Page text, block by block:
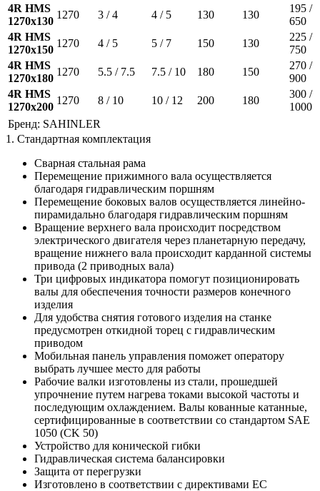
4R HMS
1270x130
1270 3 / 4 4 / 5 130 130
195 /
650
4R HMS
1270x150
1270 4 / 5 5 / 7 150 130
225 /
750
4R HMS
1270x180
1270 5.5 / 7.5 7.5 / 10 180 150
270 /
900
4R HMS
1270x200
1270 8 / 10 10 / 12 200 180
300 /
1000
Бренд: SAHINLER
1. Стандартная комплектация
Сварная стальная рама
Перемещение прижимного вала осуществляется
благодаря гидравлическим поршням
Перемещение боковых валов осуществляется линейно-
пирамидально благодаря гидравлическим поршням
Вращение верхнего вала происходит посредством
электрического двигателя через планетарную передачу,
вращение нижнего вала происходит карданной системы
привода (2 приводных вала)
Три цифровых индикатора помогут позиционировать
валы для обеспечения точности размеров конечного
изделия
Для удобства снятия готового изделия на станке
предусмотрен откидной торец с гидравлическим
приводом
Мобильная панель управления поможет оператору
выбрать лучшее место для работы
Рабочие валки изготовлены из стали, прошедшей
упрочнение путем нагрева токами высокой частоты и
последующим охлаждением. Валы кованные катанные,
сертифицированные в соответствии со стандартом SAE
1050 (CK 50)
Устройство для конической гибки
Гидравлическая система балансировки
Защита от перегрузки
Изготовлено в соответствии с директивами ЕС